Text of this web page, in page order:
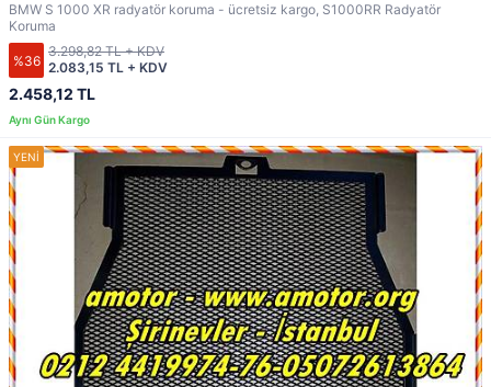
BMW S 1000 XR radyatör koruma - ücretsiz kargo, S1000RR Radyatör
Koruma
%36
2.458,12 TL
2.083,15 TL + KDV
3.298,82 TL + KDV